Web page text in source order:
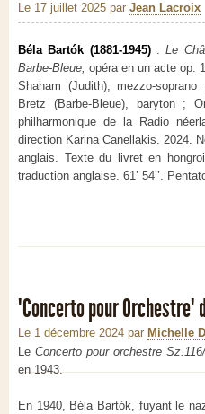
Le 17 juillet 2025 par Jean Lacroix
Béla Bartók (1881-1945) :Le
Barbe-Bleue, opéra en un acte op.
Shaham (Judith), mezzo-soprano
Bretz (Barbe-Bleue), baryton ;
philharmonique de la Radio
direction Karina Canellakis. 2024.
anglais. Texte du livret en
traduction anglaise. 61’ 54’’.
"Concerto pour Orchestre"
Le 1 décembre 2024 par Michelle
Le Concerto pour orchestre
en 1943.
En 1940, Béla Bartók, fuyant le